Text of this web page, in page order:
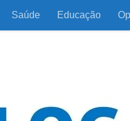
Saúde Educação